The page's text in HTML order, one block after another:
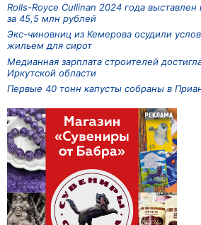
Rolls-Royce Cullinan 2024 года
за 45,5 млн рублей
Экс-чиновниц из Кемерова осудили
жильем для сирот
Медианная зарплата строителей
Иркутской области
Первые 40 тонн капусты собраны в